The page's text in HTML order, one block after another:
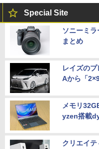
Special Site
ソニーミ
まとめ
レイズの
Aから「
メモリ
yzen搭載
クリエイ